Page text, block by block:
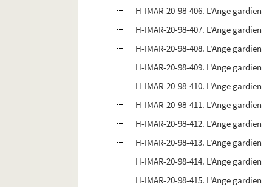
H-IMAR-20-98-406. L'Ange gardien
H-IMAR-20-98-407. L'Ange gardien
H-IMAR-20-98-408. L'Ange gardien
H-IMAR-20-98-409. L'Ange gardien
H-IMAR-20-98-410. L'Ange gardien
H-IMAR-20-98-411. L'Ange gardien
H-IMAR-20-98-412. L'Ange gardien
H-IMAR-20-98-413. L'Ange gardien
H-IMAR-20-98-414. L'Ange gardien
H-IMAR-20-98-415. L'Ange gardien